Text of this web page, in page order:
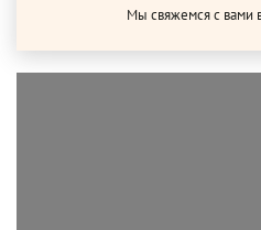
Мы свяжемся с вами